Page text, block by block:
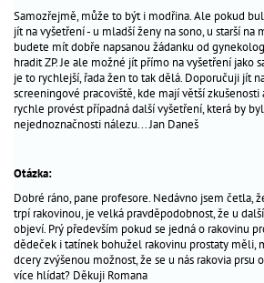
_
gynekologická
prevence
Nejčtenější
dotazy
odborníkům
hitparáda
jmen
problémy
s
otěhotněním
Samozřejmě, může to být i modřina. Ale pokud
jít na vyšetření - u mladší ženy na sono, u starší na
budete mít dobře napsanou žádanku od
hradit ZP. Je ale možné jít přímo na vyšetření jako
je to rychlejší, řada žen to tak dělá. Doporučuji jít
screeningové pracoviště, kde mají větší zkušenosti
rychle provést případná další vyšetření, která by
nejednoznačnosti nálezu... Jan Daneš
Otázka:
Dobré ráno, pane profesore. Nedávno jsem četla,
trpí rakovinou, je velká pravděpodobnost, že u
objeví. Prý především pokud se jedná o rakovinu
dědeček i tatínek bohužel rakovinu prostaty měli,
dcery zvýšenou možnost, že se u nás rakovia prsu
více hlídat? Děkuji Romana